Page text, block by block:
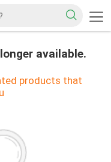
available.
products that